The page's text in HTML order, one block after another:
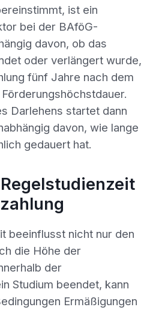
ist ein
bei der BAföG-
davon, ob das
oder verlängert wurde,
fünf Jahre nach dem
Darlehens startet dann
davon, wie lange
gedauert hat.
beeinflusst nicht nur den
die Höhe der
der
Studium beendet, kann
Ermäßigungen